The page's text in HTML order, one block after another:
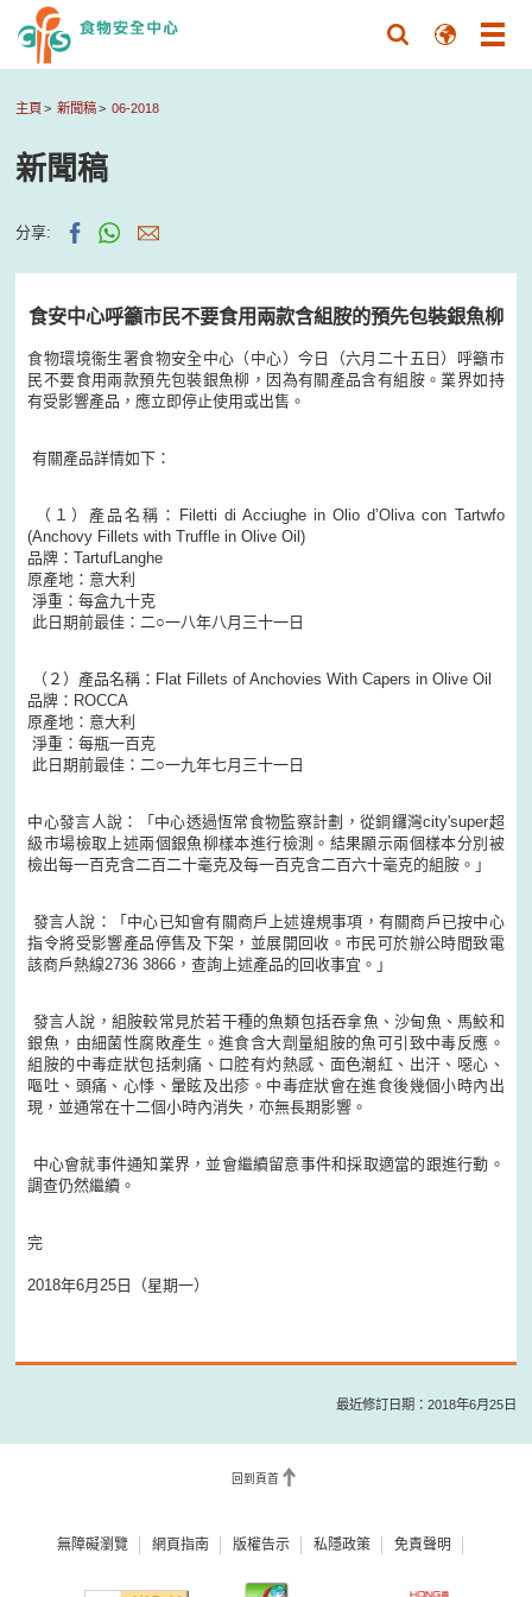
主頁 新聞稿 06-2018
新聞稿
分享:
食安中心呼籲市民不要食用兩款含組胺的預先包裝銀魚柳
食物環境衞生署食物安全中心（中心）今日（六月二十五日）呼籲市
民不要食用兩款預先包裝銀魚柳，因為有關產品含有組胺。業界如持
有受影響產品，應立即停止使用或出售。
有關產品詳情如下：
（１）產品名稱：Filetti di Acciughe in Olio d’Oliva con Tartwfo
(Anchovy Fillets with Truffle in Olive Oil)
品牌：TartufLanghe
原產地：意大利
淨重：每盒九十克
此日期前最佳：二○一八年八月三十一日
（２）產品名稱：Flat Fillets of Anchovies With Capers in Olive Oil
品牌：ROCCA
原產地：意大利
淨重：每瓶一百克
此日期前最佳：二○一九年七月三十一日
中心發言人說：「中心透過恆常食物監察計劃，從銅鑼灣city'super超
級市場檢取上述兩個銀魚柳樣本進行檢測。結果顯示兩個樣本分別被
檢出每一百克含二百二十毫克及每一百克含二百六十毫克的組胺。」
發言人說：「中心已知會有關商戶上述違規事項，有關商戶已按中心
指令將受影響產品停售及下架，並展開回收。市民可於辦公時間致電
該商戶熱線2736 3866，查詢上述產品的回收事宜。」
發言人說，組胺較常見於若干種的魚類包括吞拿魚、沙甸魚、馬鮫和
銀魚，由細菌性腐敗產生。進食含大劑量組胺的魚可引致中毒反應。
組胺的中毒症狀包括刺痛、口腔有灼熱感、面色潮紅、出汗、噁心、
嘔吐、頭痛、心悸、暈眩及出疹。中毒症狀會在進食後幾個小時內出
現，並通常在十二個小時內消失，亦無長期影響。
中心會就事件通知業界，並會繼續留意事件和採取適當的跟進行動。
調查仍然繼續。
完
2018年6月25日（星期一）
最近修訂日期：2018年6月25日
回到頁首
無障礙瀏覽 網頁指南 版權告示 私隱政策 免責聲明